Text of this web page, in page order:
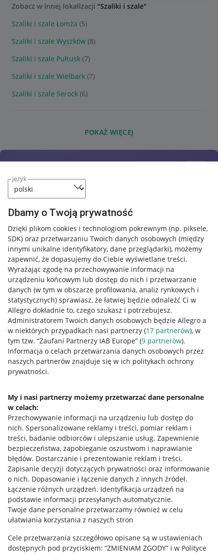
język
Dbamy o Twoją prywatność
Dzięki plikom cookies i technologiom pokrewnym (np. piksele,
SDK) oraz przetwarzaniu Twoich danych osobowych (między
innymi unikalne identyfikatory, dane przeglądarki), możemy
zapewnić, że dopasujemy do Ciebie wyświetlane treści.
Wyrażając zgodę na przechowywanie informacji na
urządzeniu końcowym lub dostęp do nich i przetwarzanie
danych (w tym w obszarze profilowania, analiz rynkowych i
statystycznych) sprawiasz, że łatwiej będzie odnaleźć Ci w
Allegro dokładnie to, czego szukasz i potrzebujesz.
Administratorem Twoich danych osobowych będzie Allegro a
w niektórych przypadkach nasi partnerzy (17 partnerów), w
tym tzw. “Zaufani Partnerzy IAB Europe” (9 partnerów).
Informacja o celach przetwarzania danych osobowych przez
naszych partnerów znajduje się w ich politykach ochrony
prywatności.
My i nasi partnerzy możemy przetwarzać dane personalne
w celach:
Przechowywanie informacji na urządzeniu lub dostęp do
nich. Spersonalizowane reklamy i treści, pomiar reklam i
treści, badanie odbiorców i ulepszanie usług. Zapewnienie
bezpieczeństwa, zapobieganie oszustwom i naprawianie
błędów. Dostarczanie i prezentowanie reklam i treści.
Zapisanie decyzji dotyczących prywatności oraz informowanie
o nich. Dopasowanie i łączenie danych z innych źródeł.
Łączenie różnych urządzeń. Identyfikacja urządzeń na
podstawie informacji przesyłanych automatycznie.
Twoje dane personalne przetwarzamy również w celu
ułatwiania korzystania z naszych stron
Cele przetwarzania szczegółowo opisane są w ustawieniach
dostępnych pod przyciskiem: “ZMIENIAM ZGODY” i w Polityce
Zobacz w innej lokalizacji "Szaliki i szale"
Szaliki i szale Łomża (5)
Szaliki i szale Wyszków (8)
Szaliki i szale Pułtusk (7)
Szaliki i szale Wielbark (7)
Szaliki i szale Serock (6)
POKAŻ WIĘCEJ
Przydatne informacje
Jak to działa
Allegro Gadane dla sprzedających
Allegro Gadane dla kupujących
Mapa miejscowości
Informacje prawne
Regulamin
Polityka plików "cookies"
Ustawienia plików "cookies"
Udostępnianie lokalizacji